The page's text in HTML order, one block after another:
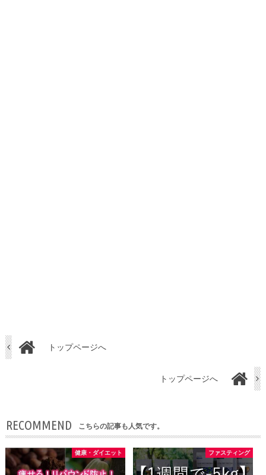
トップページへ
トップページへ
RECOMMEND こちらの記事も人気です。
健康・ダイエット ファスティング